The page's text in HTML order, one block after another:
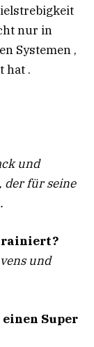
nur in
Systemen ,
hat .
und
der für seine
und
Super